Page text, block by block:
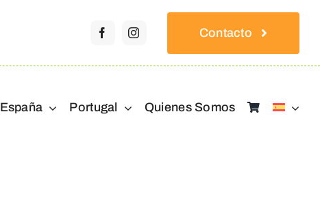
Contacto
España Portugal Quienes Somos